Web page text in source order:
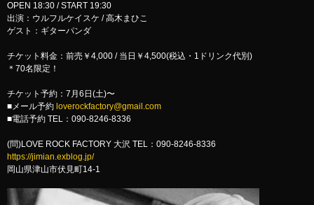
OPEN 18:30 / START 19:30
出演：ウルフルケイスケ / 高木まひこ
ゲスト：ギターパンダ
チケット料金：前売￥4,000 / 当日￥4,500(税込・1ドリンク代別)
＊70名限定！
チケット予約：7月6日(土)〜
■メール予約 loverockfactory@gmail.com
■電話予約 TEL：090-8246-8336
(問)LOVE ROCK FACTORY 大沢 TEL：090-8246-8336
https://jimian.exblog.jp/
岡山県津山市伏見町14-1